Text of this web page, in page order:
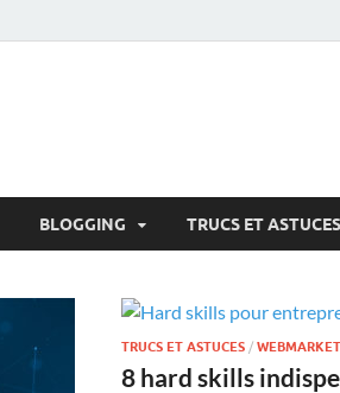
BLOGGING TRUCS ET ASTUCES
TRUCS ET ASTUCES /
8 hard skills